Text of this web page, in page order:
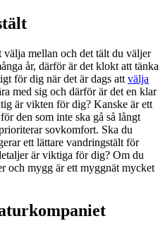
mellan och det tält du väljer
år, därför är det klokt att tänka
för dig när det är dags att välja
med sig och därför är det en klar
är vikten för dig? Kanske är ett
den som inte ska gå så långt
sovkomfort. Ska du
ett lättare vandringstält för
är viktiga för dig? Om du
och mygg är ett myggnät mycket